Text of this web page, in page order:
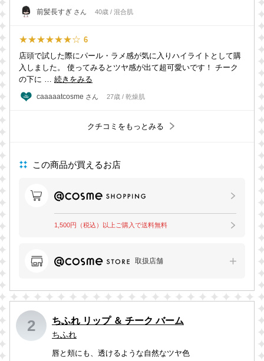
前髪長すぎ さん 40歳 / 混合肌
★★★★★★☆ 6
店頭で試した際にパール・ラメ感が気に入りハイライトとして購
入しました。 使ってみるとツヤ感が出て超可愛いです！ チーク
の下に … 続きをみる
caaaaatcosme さん 27歳 / 乾燥肌
クチコミをもっとみる
この商品が買えるお店
1,500円（税込）以上ご購入で送料無料
取扱店舗
2 ちふれ リップ ＆ チーク バーム
ちふれ
唇と頬にも、透けるような自然なツヤ色